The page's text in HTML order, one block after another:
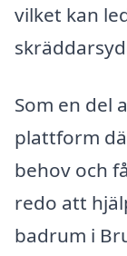
vilket kan
Som en del
plattform
behov och
redo att
badrum i